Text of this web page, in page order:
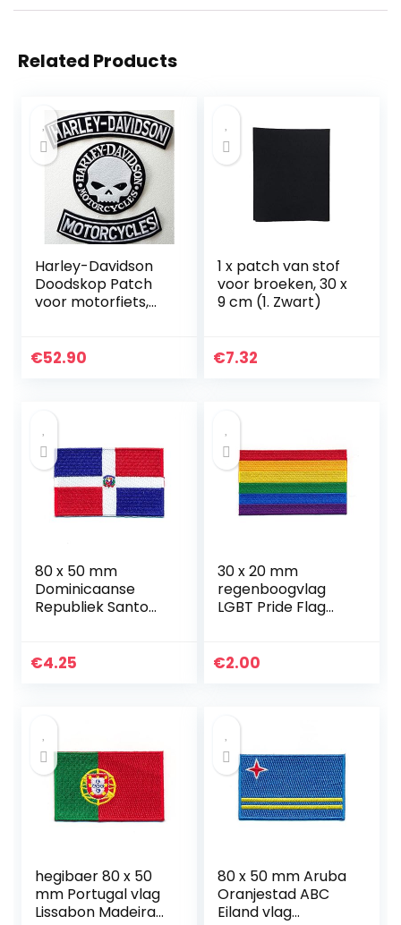
Related Products
Harley-Davidson
Doodskop Patch
voor motorfiets,
stuks
€52.90
1 x patch van stof
voor broeken, 30 x
9 cm (1. Zwart)
€7.32
80 x 50 mm
Dominicaanse
Republiek Santo
opstrijkmachine
€4.25
30 x 20 mm
regenboogvlag
LGBT Pride Flag
€2.00
hegibaer 80 x 50
mm Portugal vlag
Lissabon Madeira
80 x 50 mm Aruba
Oranjestad ABC
Eiland vlag